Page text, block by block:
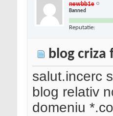
newbb1e
Banned
Reputatie:
blog criza
salut.incerc
blog relativ
domeniu